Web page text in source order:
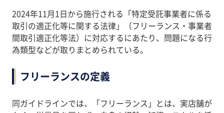
2024年11月1日から施行される「特定受託事業者に係る
取引の適正化等に関する法律」（フリーランス・事業者
間取引適正化等法）に対応するにあたり、問題になる行
為類型などが取りまとめられている。
フリーランスの定義
同ガイドラインでは、「フリーランス」とは、実店舗が